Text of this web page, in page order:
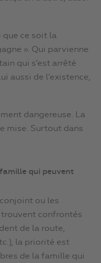
que ce soit la
». Qui parvienne
qui s’est arrêté
aussi de l’existence,
dangereuse. La
mise. Surtout dans
qui peuvent
ou les
confrontés
de la route,
la priorité est
de la famille qui